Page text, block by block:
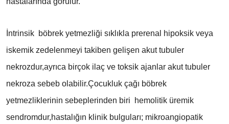
İntrinsik böbrek yetmezliği sıklıkla prerenal hipoksik veya
iskemik zedelenmeyi takiben gelişen akut tubuler
nekrozdur,ayrıca birçok ilaç ve toksik ajanlar akut tubuler
nekroza sebeb olabilir.Çocukluk çağı böbrek
yetmezliklerinin sebeplerinden biri hemolitik üremik
sendromdur,hastalığın klinik bulguları; mikroangiopatik